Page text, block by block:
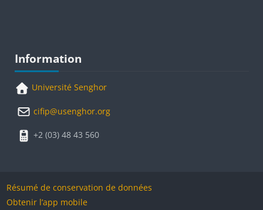
Blocs
Information
Université Senghor
cifip@usenghor.org
+2 (03) 48 43 560
Résumé de conservation de données
Obtenir l’app mobile